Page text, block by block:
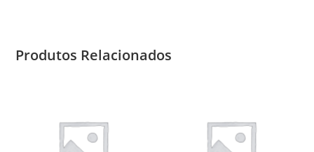
Produtos Relacionados